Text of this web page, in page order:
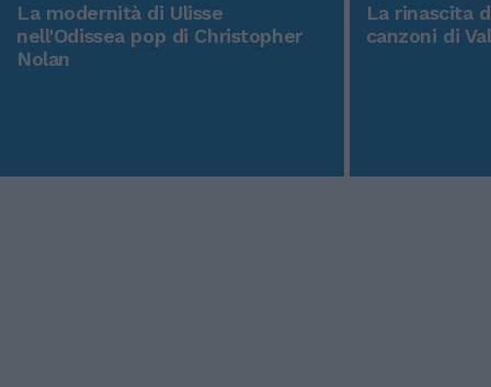
La modernità di Ulisse
nell'Odissea pop di Christopher
Nolan
La rinascita
canzoni di